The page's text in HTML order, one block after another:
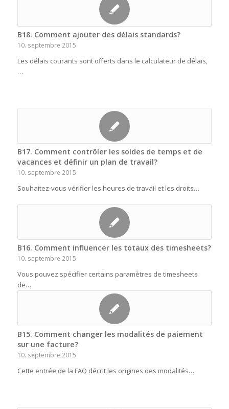
B18. Comment ajouter des délais standards?
10. septembre 2015
Les délais courants sont offerts dans le calculateur de délais,
…
B17. Comment contrôler les soldes de temps et de
vacances et définir un plan de travail?
10. septembre 2015
Souhaitez-vous vérifier les heures de travail et les droits…
B16. Comment influencer les totaux des timesheets?
10. septembre 2015
Vous pouvez spécifier certains paramètres de timesheets
de…
B15. Comment changer les modalités de paiement
sur une facture?
10. septembre 2015
Cette entrée de la FAQ décrit les origines des modalités…